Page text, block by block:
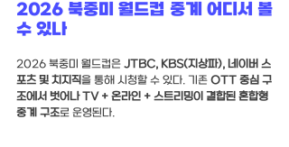
2026 북중미 월드컵 중계 어디서 볼
수 있나
2026 북중미 월드컵은 JTBC, KBS(지상파), 네이버 스
포츠 및 치지직을 통해 시청할 수 있다. 기존 OTT 중심 구
조에서 벗어나 TV + 온라인 + 스트리밍이 결합된 혼합형
중계 구조로 운영된다.